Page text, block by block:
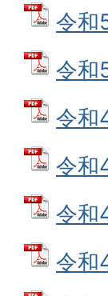
令和
令和
令和
令和
令和
令和